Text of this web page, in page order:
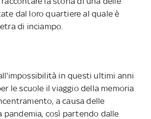
dal loro quartiere al quale è
di inciampo.
in questi ultimi anni
le scuole il viaggio della memoria
a causa delle
pandemia, così partendo dalle